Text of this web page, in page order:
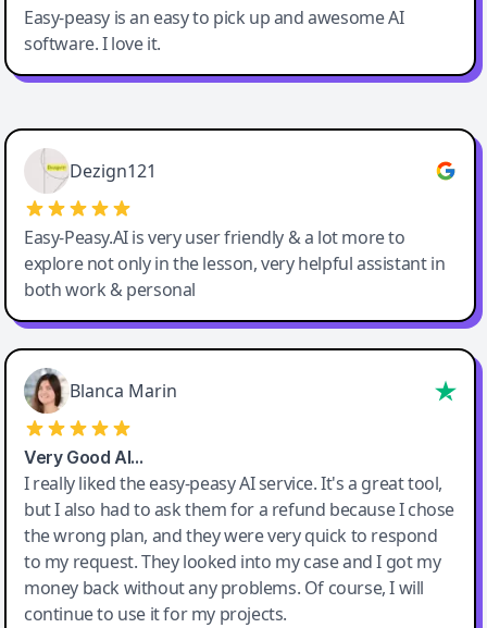
Easy-peasy is an easy to pick up and awesome AI
software. I love it.
Easy-Peasy AI
Dezign121
Easy-Peasy.AI is very user friendly & a lot more to
explore not only in the lesson, very helpful assistant in
both work & personal
Blanca Marin
Very Good AI…
I really liked the easy-peasy AI service. It's a great tool,
but I also had to ask them for a refund because I chose
the wrong plan, and they were very quick to respond
to my request. They looked into my case and I got my
money back without any problems. Of course, I will
continue to use it for my projects.